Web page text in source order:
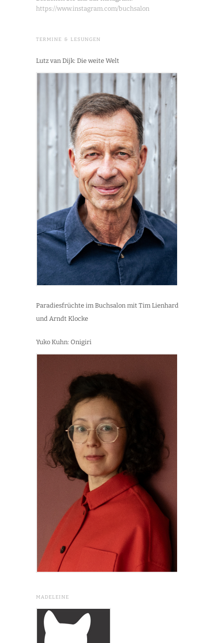
https://www.instagram.com/buchsalon
TERMINE & LESUNGEN
Lutz van Dijk: Die weite Welt
Paradiesfrüchte im Buchsalon mit Tim Lienhard
und Arndt Klocke
Yuko Kuhn: Onigiri
MADELEINE